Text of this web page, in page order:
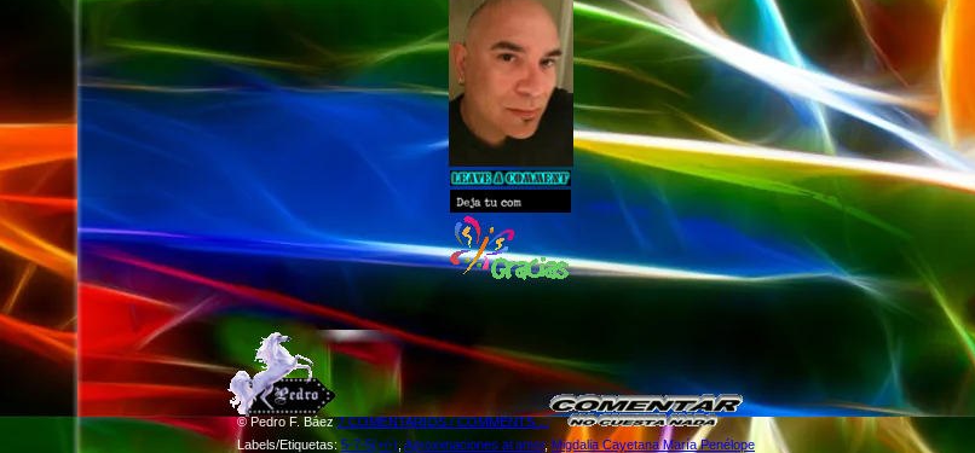
©Pedro F. Báez 7 COMENTARIOS / COMMENTS...:
Labels/Etiquetas: 5-7-5(+/-) Aproximaciones al amor, Migdalia Cayetana María Penélope